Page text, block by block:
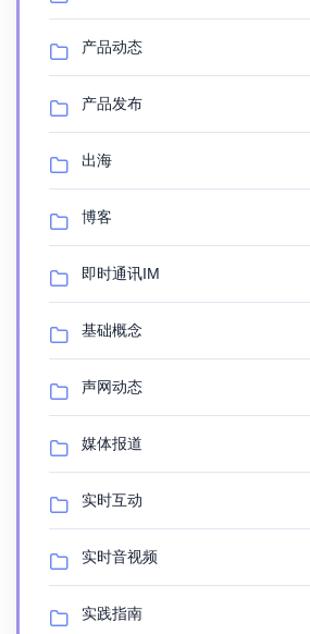
产品动态
产品发布
出海
博客
即时通讯IM
基础概念
声网动态
媒体报道
实时互动
实时音视频
实践指南